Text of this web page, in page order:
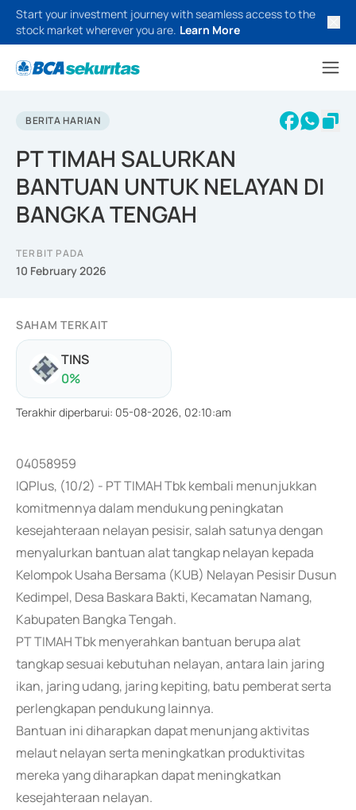
Start your investment journey with seamless access to the
stock market wherever you are. Learn More
BERITA HARIAN
PT TIMAH SALURKAN
BANTUAN UNTUK NELAYAN DI
BANGKA TENGAH
TERBIT PADA
10 February 2026
SAHAM TERKAIT
TINS
0%
Terakhir diperbarui: 05-08-2026, 02:10:am
04058959
IQPlus, (10/2) - PT TIMAH Tbk kembali menunjukkan
komitmennya dalam mendukung peningkatan
kesejahteraan nelayan pesisir, salah satunya dengan
menyalurkan bantuan alat tangkap nelayan kepada
Kelompok Usaha Bersama (KUB) Nelayan Pesisir Dusun
Kedimpel, Desa Baskara Bakti, Kecamatan Namang,
Kabupaten Bangka Tengah.
PT TIMAH Tbk menyerahkan bantuan berupa alat
tangkap sesuai kebutuhan nelayan, antara lain jaring
ikan, jaring udang, jaring kepiting, batu pemberat serta
perlengkapan pendukung lainnya.
Bantuan ini diharapkan dapat menunjang aktivitas
melaut nelayan serta meningkatkan produktivitas
mereka yang diharapkan dapat meningkatkan
kesejahteraan nelayan.